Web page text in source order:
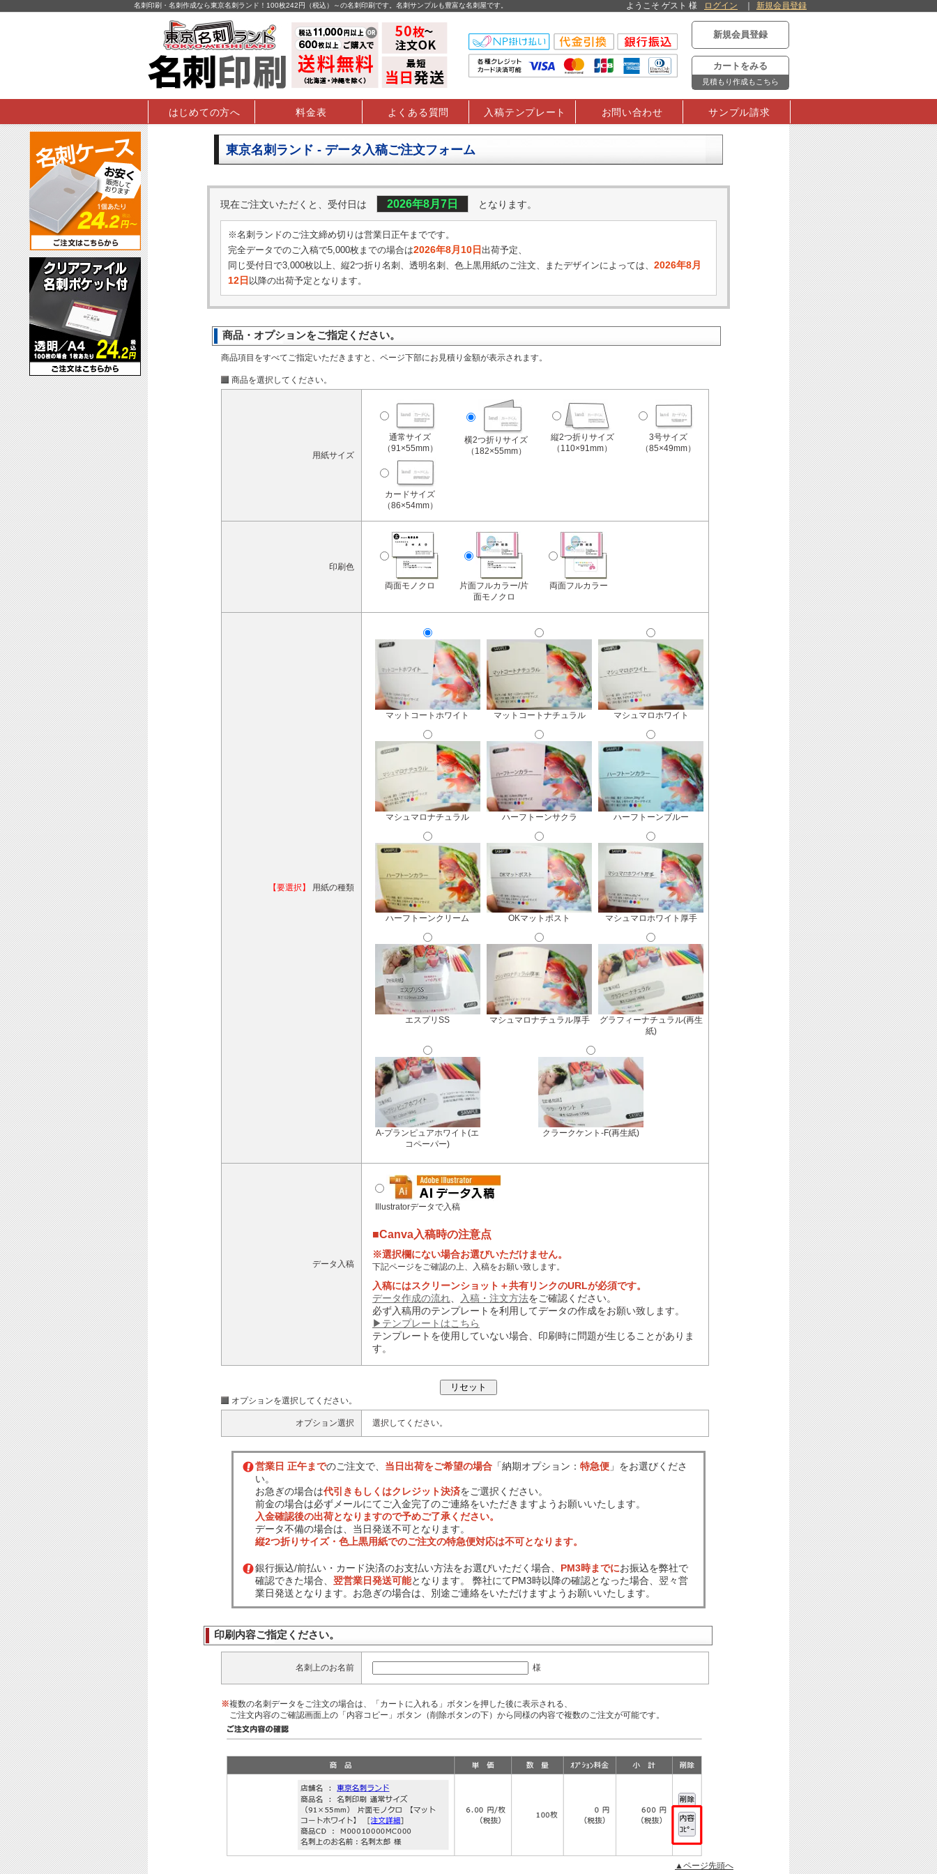
名刺印刷・名刺作成なら東京名刺ランド！100枚242円（税込）～の名刺印刷です。名刺サンプルも豊富な名刺屋です。 ようこそ ゲスト 様 ログイン 新規会員登録
新規会員登録
カートをみる
見積もり作成もこちら
はじめての方へ 料金表 よくある質問 入稿テンプレート お問い合わせ サンプル請求
東京名刺ランド - データ入稿ご注文フォーム
現在ご注文いただくと、受付日は 2026年8月7日 となります。
※名刺ランドのご注文締め切りは営業日正午までです。
完全データでのご入稿で5,000枚までの場合は2026年8月10日 出荷予定、
同じ受付日で3,000枚以上、縦2つ折り名刺、透明名刺、 色上黒用紙のご注文、またデザインによっては、 2026年8月
12日 以降の出荷予定となります。
商品・オプションをご指定ください。
商品項目をすべてご指定いただきますと、ページ下部にお見積り金額が表示されます。
商品を選択してください。
用紙サイズ
通常サイズ
（91×55mm）
横2つ折りサイズ
（182×55mm）
縦2つ折りサイズ
（110×91mm）
3号サイズ
（85×49mm）
カードサイズ
（86×54mm）
印刷色
両面モノクロ
片面フルカラー/片
面モノクロ
両面フルカラー
【要選択】 用紙の種類
マットコートホワイト マットコートナチュラル マシュマロホワイト
マシュマロナチュラル ハーフトーンサクラ ハーフトーンブルー
ハーフトーンクリーム OKマットポスト マシュマロホワイト厚手
エスプリSS マシュマロナチュラル厚手
グラフィーナチュラル(再生
紙)
A-プランピュアホワイト(エ
コペーパー)
クラークケント-F(再生紙)
データ入稿
Illustratorデータで入稿
■Canva入稿時の注意点
※選択欄にない場合お選びいただけません。
下記ページをご確認の上、入稿をお願い致します。
入稿にはスクリーンショット＋共有リンクのURLが必須です。
データ作成の流れ
入稿・注文方法をご確認ください。
必ず入稿用のテンプレートを利用してデータの作成をお願い致します。
▶テンプレートはこちら
テンプレートを使用していない場合、印刷時に問題が生じることがありま
す。
オプションを選択してください。
オプション選択 選択してください。
営業日 正午までのご注文で、 当日出荷をご希望の場合 「納期オプション： 特急便 」をお選びくださ
い。
お急ぎの場合は代引きもしくはクレジット決済をご選択ください。
前金の場合は必ずメールにてご入金完了のご連絡をいただきますようお願いいたします。
入金確認後の出荷となりますので予めご了承ください。
データ不備の場合は、当日発送不可となります。
縦2つ折りサイズ・色上黒用紙でのご注文の特急便対応は不可となります。
銀行振込/前払い・カード決済のお支払い方法をお選びいただく場合、 PM3時までにお振込を弊社で
確認できた場合、 翌営業日発送可能となります。 弊社にてPM3時以降の確認となった場合、翌々営
業日発送となります。お急ぎの場合は、別途ご連絡をいただけますようお願いいたします。
印刷内容ご指定ください。
名刺上のお名前 様
※複数の名刺データをご注文の場合は、「カートに入れる」ボタンを押した後に表示される、
ご注文内容のご確認画面上の「内容コピー」ボタン（削除ボタンの下）から同様の内容で複数のご注文が可能です。
▲ページ先頭へ